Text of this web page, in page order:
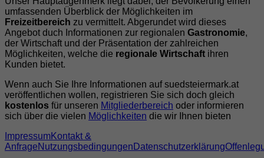
umfassenden Überblick der Möglichkeiten im
Freizeitbereich zu vermittelt. Abgerundet wird dieses
Angebot duch Informationen zur regionalen Gastronomie,
der Wirtschaft und der Präsentation der zahlreichen
Möglichkeiten, welche die regionale Wirtschaft ihren
Kunden bietet.
Wenn auch Sie Ihre Informationen auf suedsteiermark.at
veröffentlichen wollen, registrieren Sie sich doch gleich
kostenlos für unseren Mitgliederbereich oder informieren
sich über die vielen Möglichkeiten die wir Ihnen bieten
ImpressumKontakt &
AnfrageNutzungsbedingungen Datenschutzerklärung